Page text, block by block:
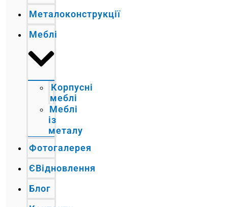
Металоконструкції
Меблі
Корпусні
меблі
Меблі
із
металу
Фотогалерея
ЄВідновлення
Блог